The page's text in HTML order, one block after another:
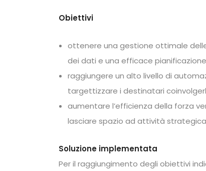
Obiettivi
ottenere una gestione ottimale
dei dati e una efficace
raggiungere un alto livello di
targettizzare i destinatari
aumentare l’efficienza della forza
lasciare spazio ad attività
Soluzione implementata
Per il raggiungimento degli obiettivi